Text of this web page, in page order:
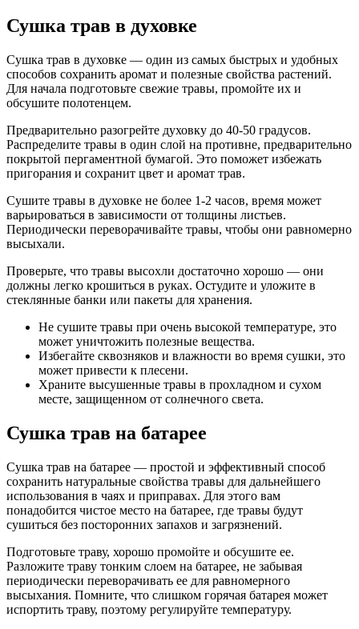
Сушка трав в духовке
Сушка трав в духовке — один из самых быстрых и удобных
способов сохранить аромат и полезные свойства растений.
Для начала подготовьте свежие травы, промойте их и
обсушите полотенцем.
Предварительно разогрейте духовку до 40-50 градусов.
Распределите травы в один слой на противне, предварительно
покрытой пергаментной бумагой. Это поможет избежать
пригорания и сохранит цвет и аромат трав.
Сушите травы в духовке не более 1-2 часов, время может
варьироваться в зависимости от толщины листьев.
Периодически переворачивайте травы, чтобы они равномерно
высыхали.
Проверьте, что травы высохли достаточно хорошо — они
должны легко крошиться в руках. Остудите и уложите в
стеклянные банки или пакеты для хранения.
Не сушите травы при очень высокой температуре, это
может уничтожить полезные вещества.
Избегайте сквозняков и влажности во время сушки, это
может привести к плесени.
Храните высушенные травы в прохладном и сухом
месте, защищенном от солнечного света.
Сушка трав на батарее
Сушка трав на батарее — простой и эффективный способ
сохранить натуральные свойства травы для дальнейшего
использования в чаях и приправах. Для этого вам
понадобится чистое место на батарее, где травы будут
сушиться без посторонних запахов и загрязнений.
Подготовьте траву, хорошо промойте и обсушите ее.
Разложите траву тонким слоем на батарее, не забывая
периодически переворачивать ее для равномерного
высыхания. Помните, что слишком горячая батарея может
испортить траву, поэтому регулируйте температуру.